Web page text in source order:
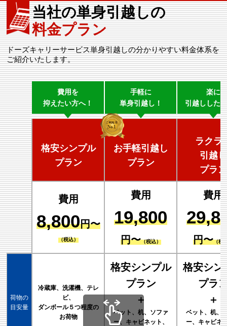
当社の単身引越しの
料金プラン
ドーズキャリーサービス単身引越しの分かりやすい料金体系を
ご紹介いたします。
費用を
抑えたい方へ！
手軽に
単身引越し！
楽に
引越しした
格安シンプル
プラン
お手軽引越し
プラン
ラクラ
引越し
プラン
費用
8,800円〜
（税込）
費用
19,800
円〜（税込）
費用
円〜（税
荷物の
目安量
冷蔵庫、洗濯機、テレ
ビ、
ダンボール５つ程度の
お荷物
格安シンプル
プラン
＋
ベット、机、ソファ
ー、キャビネット、
格安シン
プラ
＋
ベット、机、
ー、キャビネ